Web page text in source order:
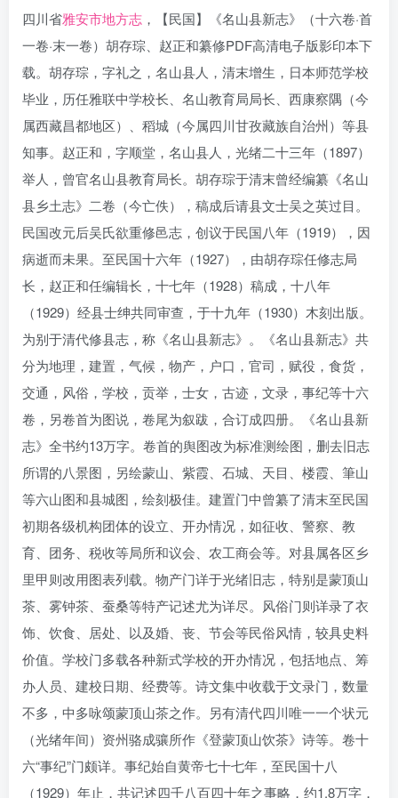
四川省雅安市地方志 ，【民国】《名山县新志》（十六卷·首
一卷·末一卷）胡存琮、赵正和纂修PDF高清电子版影印本下
载。胡存琮，字礼之，名山县人，清末增生，日本师范学校
毕业，历任雅联中学校长、名山教育局局长、西康察隅（今
属西藏昌都地区）、稻城（今属四川甘孜藏族自治州）等县
知事。赵正和，字顺堂，名山县人，光绪二十三年（1897）
举人，曾官名山县教育局长。胡存琮于清末曾经编纂《名山
县乡土志》二卷（今亡佚），稿成后请县文士吴之英过目。
民国改元后吴氏欲重修邑志，创议于民国八年（1919），因
病逝而未果。至民国十六年（1927），由胡存琮任修志局
长，赵正和任编辑长，十七年（1928）稿成，十八年
（1929）经县士绅共同审查，于十九年（1930）木刻出版。
为别于清代修县志，称《名山县新志》。《名山县新志》共
分为地理，建置，气候，物产，户口，官司，赋役，食货，
交通，风俗，学校，贡举，士女，古迹，文录，事纪等十六
卷，另卷首为图说，卷尾为叙跋，合订成四册。《名山县新
志》全书约13万字。卷首的舆图改为标准测绘图，删去旧志
所谓的八景图，另绘蒙山、紫霞、石城、天目、楼霞、筆山
等六山图和县城图，绘刻极佳。建置门中曾纂了清末至民国
初期各级机构团体的设立、开办情况，如征收、警察、教
育、团务、税收等局所和议会、农工商会等。对县属各区乡
里甲则改用图表列载。物产门详于光绪旧志，特别是蒙顶山
茶、雾钟茶、蚕桑等特产记述尤为详尽。风俗门则详录了衣
饰、饮食、居处、以及婚、丧、节会等民俗风情，较具史料
价值。学校门多载各种新式学校的开办情况，包括地点、筹
办人员、建校日期、经费等。诗文集中收载于文录门，数量
不多，中多咏颂蒙顶山茶之作。另有清代四川唯一一个状元
（光绪年间）资州骆成骧所作《登蒙顶山饮茶》诗等。卷十
六“事纪”门颇详。事纪始自黄帝七十七年，至民国十八
（1929）年止，共记述四千八百四十年之事略，约1.8万字，